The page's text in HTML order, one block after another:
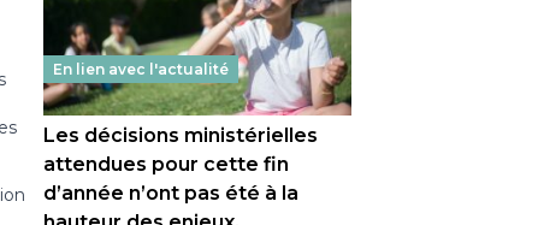
En lien avec l'actualité
Les décisions ministérielles
attendues pour cette fin
d’année n’ont pas été à la